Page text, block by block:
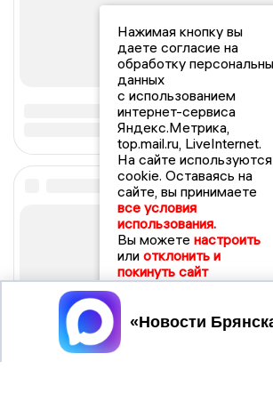
Нажимая кнопку вы
даете согласие на
обработку
данных
с использованием
интернет-сервиса
Яндекс.Метрика,
top.mail.ru, LiveInternet.
На сайте используются
cookie. Оставаясь на
сайте, вы принимаете
все условия
использования.
Вы можете настроить
или отклонить и
покинуть сайт
Принять